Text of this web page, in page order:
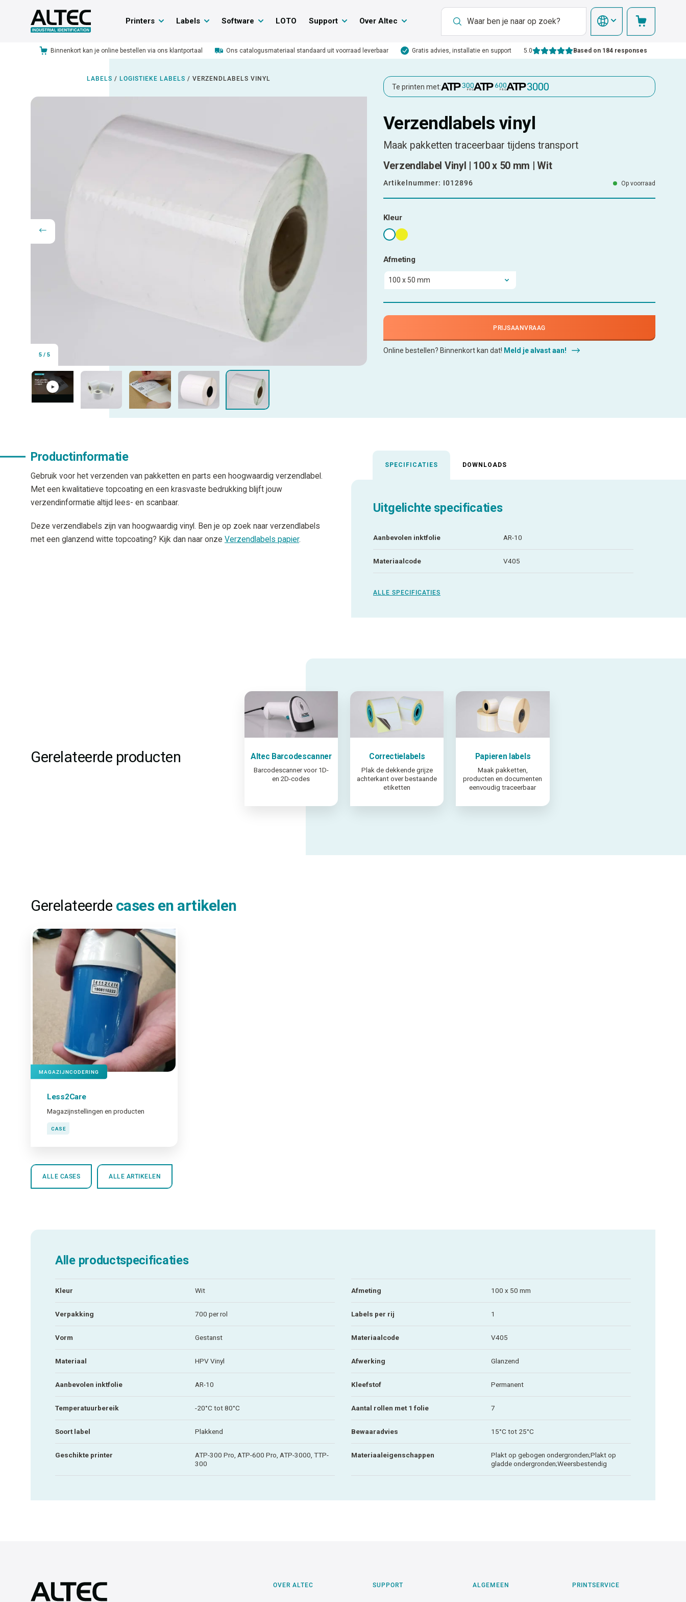
Printers Labels Software LOTO Support Over Altec
Binnenkort kan je online bestellen via ons klantportaal Ons catalogusmateriaal standaard uit voorraad leverbaar Gratis advies, installatie en support 5.0 Based on 184 responses
LABELS / LOGISTIEKE LABELS / VERZENDLABELS VINYL
5 / 5
Te printen met:
Verzendlabels vinyl
Maak pakketten traceerbaar tijdens transport
Verzendlabel Vinyl | 100 x 50 mm | Wit
Artikelnummer: I012896 Op voorraad
Kleur
Afmeting
PRIJSAANVRAAG
Online bestellen? Binnenkort kan dat! Meld je alvast aan!
Productinformatie
Gebruik voor het verzenden van pakketten en parts een hoogwaardig verzendlabel.
Met een kwalitatieve topcoating en een krasvaste bedrukking blijft jouw
verzendinformatie altijd lees- en scanbaar.
Deze verzendlabels zijn van hoogwaardig vinyl. Ben je op zoek naar verzendlabels
met een glanzend witte topcoating? Kijk dan naar onze Verzendlabels papier.
SPECIFICATIES DOWNLOADS
Uitgelichte specificaties
Aanbevolen inktfolie AR-10
Materiaalcode V405
ALLE SPECIFICATIES
Gerelateerde producten Altec Barcodescanner
Barcodescanner voor 1D-
en 2D-codes
Correctielabels
Plak de dekkende grijze
achterkant over bestaande
etiketten
Papieren labels
Maak pakketten,
producten en documenten
eenvoudig traceerbaar
Gerelateerde cases en artikelen
MAGAZIJNCODERING
Less2Care
Magazijnstellingen en producten
CASE
ALLE CASES ALLE ARTIKELEN
Alle productspecificaties
Kleur Wit Afmeting 100 x 50 mm
Verpakking 700 per rol Labels per rij 1
Vorm Gestanst Materiaalcode V405
Materiaal HPV Vinyl Afwerking Glanzend
Aanbevolen inktfolie AR-10 Kleefstof Permanent
Temperatuurbereik -20°C tot 80°C Aantal rollen met 1 folie 7
Soort label Plakkend Bewaaradvies 15°C tot 25°C
Geschikte printer
ATP-300 Pro, ATP-600 Pro, ATP-3000, TTP-
300
Materiaaleigenschappen
Plakt op gebogen ondergronden;Plakt op
gladde ondergronden;Weersbestendig
OVER ALTEC SUPPORT ALGEMEEN PRINTSERVICE